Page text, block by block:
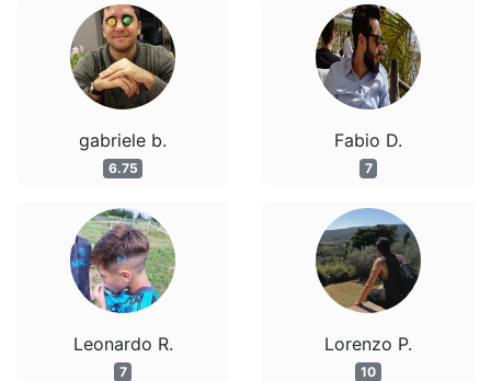
gabriele b.
6.75
Leonardo R.
7
Fabio D.
7
Lorenzo P.
10